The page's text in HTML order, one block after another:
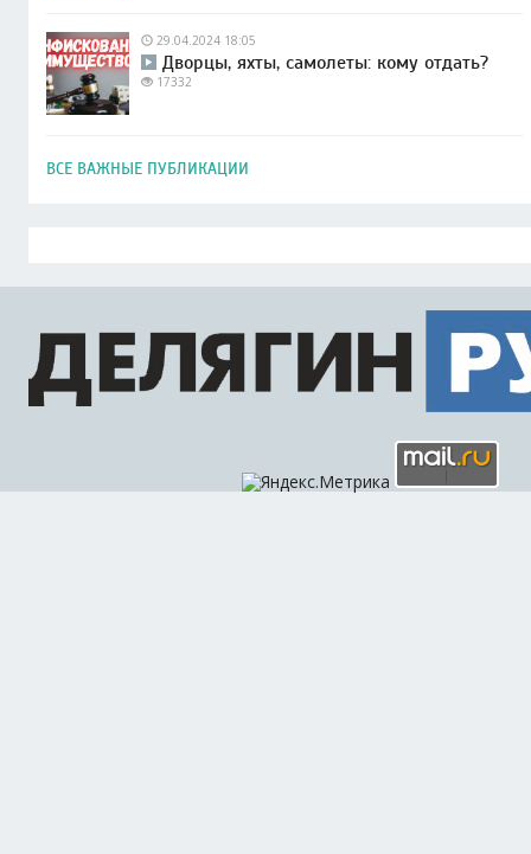
29.04.2024 18:05
Дворцы, яхты, самолеты: кому отдать?
17332
ВСЕ ВАЖНЫЕ ПУБЛИКАЦИИ